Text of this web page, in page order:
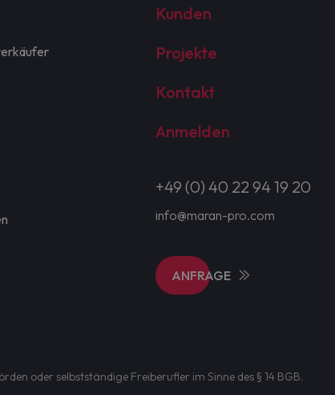
Kunden
Projekte
Kontakt
Anmelden
+49 (0) 40 22 94 19 20
info@maran-pro.com
ANFRAGE
oder selbstständige Freiberufler im Sinne des § 14 BGB.